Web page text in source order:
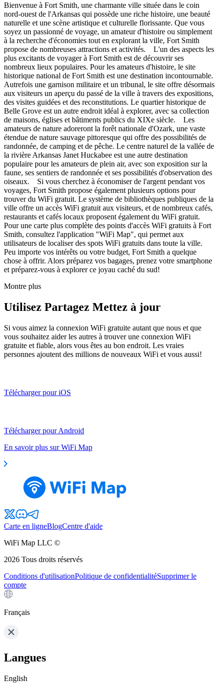
Bienvenue à Fort Smith, une charmante ville située dans le coin
nord-ouest de l'Arkansas qui possède une riche histoire, une beauté
naturelle et une scène artistique et culturelle florissante. Que vous
soyez un passionné de voyage, un amateur d'histoire ou simplement
à la recherche d'économies tout en explorant la ville, Fort Smith
propose de nombreuses attractions et activités. L'un des aspects les
plus excitants de voyager à Fort Smith est de découvrir ses
nombreux lieux populaires. Pour les amateurs d'histoire, le site
historique national de Fort Smith est une destination incontournable.
Autrefois une garnison militaire et un tribunal, le site offre désormais
aux visiteurs un aperçu du passé de la ville à travers des expositions,
des visites guidées et des reconstitutions. Le quartier historique de
Belle Grove est un autre endroit idéal à explorer, avec sa collection
de maisons, églises et bâtiments publics du XIXe siècle. Les
amateurs de nature adoreront la forêt nationale d'Ozark, une vaste
étendue de nature sauvage pittoresque qui offre des possibilités de
randonnée, de camping et de pêche. Le centre naturel de la vallée de
la rivière Arkansas Janet Huckabee est une autre destination
populaire pour les amateurs de plein air, avec son exposition sur la
faune, ses sentiers de randonnée et ses possibilités d'observation des
oiseaux. Si vous cherchez à économiser de l'argent pendant vos
voyages, Fort Smith propose également plusieurs options pour
trouver du WiFi gratuit. Le système de bibliothèques publiques de la
ville offre un accès WiFi gratuit aux visiteurs, et de nombreux cafés,
restaurants et cafés locaux proposent également du WiFi gratuit.
Pour une carte plus complète des points d'accès WiFi gratuits à Fort
Smith, consultez l'application "WiFi Map", qui permet aux
utilisateurs de localiser des spots WiFi gratuits dans toute la ville.
Peu importe vos intérêts ou votre budget, Fort Smith a quelque
chose à offrir. Alors préparez vos bagages, prenez votre smartphone
et préparez-vous à explorer ce joyau caché du sud!
Montre plus
Utilisez Partagez Mettez à jour
Si vous aimez la connexion WiFi gratuite autant que nous et que
vous souhaitez aider les autres à trouver une connexion WiFi
gratuite et fiable, alors vous êtes au bon endroit. Les vraies
personnes ajoutent des millions de nouveaux WiFi et vous aussi!
Télécharger pour iOS
Télécharger pour Android
En savoir plus sur WiFi Map
Carte en ligneBlogCentre d'aide
WiFi Map LLC ©
2026 Tous droits réservés
Conditions d'utilisationPolitique de confidentialitéSupprimer le
compte
Français
Langues
English